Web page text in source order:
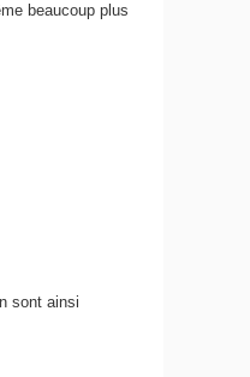
beaucoup plus
sont ainsi